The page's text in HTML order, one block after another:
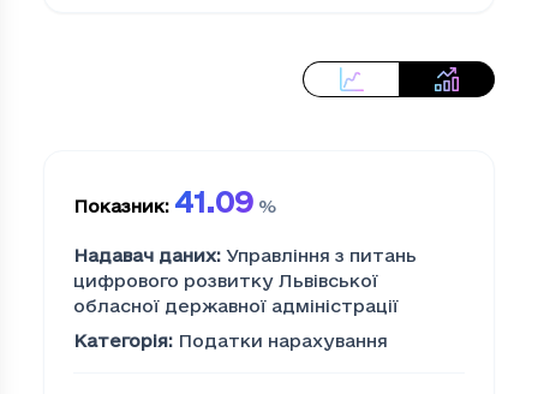
Показник: 41.09 %
Надавач даних: Управління з питань
цифрового розвитку Львівської
обласної державної адміністрації
Категорія: Податки нарахування